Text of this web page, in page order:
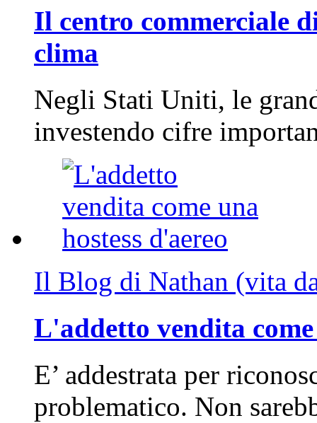
Il centro commerciale
clima
Negli Stati Uniti, le
investendo cifre
Il Blog di Nathan (vita
L'addetto vendita
E’ addestrata per
problematico. Non